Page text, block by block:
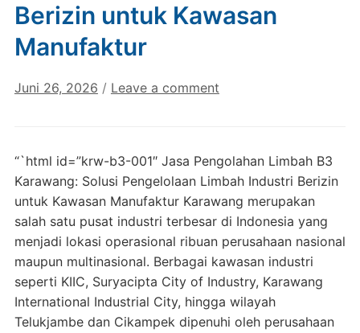
Berizin untuk Kawasan
Manufaktur
Juni 26, 2026 / Leave a comment
“`html id=”krw-b3-001″ Jasa Pengolahan Limbah B3
Karawang: Solusi Pengelolaan Limbah Industri Berizin
untuk Kawasan Manufaktur Karawang merupakan
salah satu pusat industri terbesar di Indonesia yang
menjadi lokasi operasional ribuan perusahaan nasional
maupun multinasional. Berbagai kawasan industri
seperti KIIC, Suryacipta City of Industry, Karawang
International Industrial City, hingga wilayah
Telukjambe dan Cikampek dipenuhi oleh perusahaan